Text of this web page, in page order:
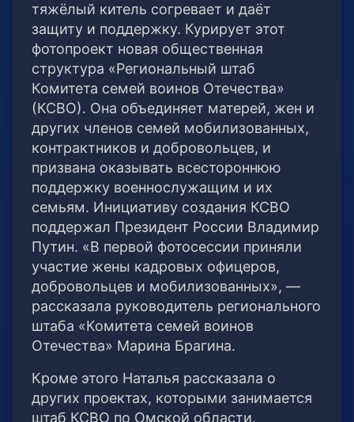
тяжёлый китель согревает и даёт
защиту и поддержку. Курирует этот
фотопроект новая общественная
структура «Региональный штаб
Комитета семей воинов Отечества»
(КСВО). Она объединяет матерей, жен и
других членов семей мобилизованных,
контрактников и добровольцев, и
призвана оказывать всестороннюю
поддержку военнослужащим и их
семьям. Инициативу создания КСВО
поддержал Президент России Владимир
Путин. «В первой фотосессии приняли
участие жены кадровых офицеров,
добровольцев и мобилизованных», —
рассказала руководитель регионального
штаба «Комитета семей воинов
Отечества» Марина Брагина.
Кроме этого Наталья рассказала о
других проектах, которыми занимается
штаб КСВО по Омской области.